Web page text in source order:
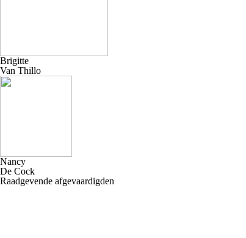
Brigitte
Van Thillo
Nancy
De Cock
Raadgevende afgevaardigden